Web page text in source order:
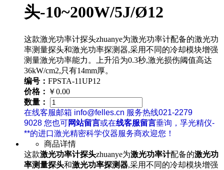
头-10~200W/5J/Ø12
这款激光功率计探头zhuanye为激光功率计配备的激光功
率测量探头和激光功率探测器,采用不同的冷却模块增强
测量激光功率能力。上升沿为0.3秒,激光损伤阈值高达
36kW/cm2,只有14mm厚。
编号： FPSTA-11UP12
价格： ￥0.00
数量：
在线客服邮箱 info@felles.cn 服务热线021-2279
9028 您也可网站留言或在线客服留言垂询，孚光精仪-
**的进口激光精密科学仪器服务商欢迎您！
商品详情
这款激光功率计探头zhuanye为激光功率计配备的激光功
率测量探头和激光功率探测器,采用不同的冷却模块增强